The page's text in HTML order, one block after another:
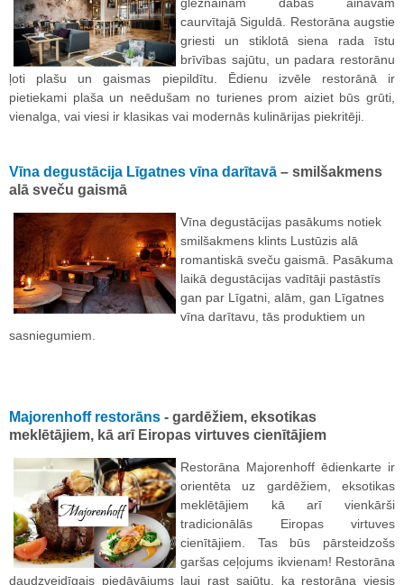
caurvītajā Siguldā. Restorāna augstie
griesti un stiklotā siena rada īstu
brīvības sajūtu, un padara restorānu
ļoti plašu un gaismas piepildītu. Ēdienu izvēle restorānā ir
pietiekami plaša un neēdušam no turienes prom aiziet būs grūti,
vienalga, vai viesi ir klasikas vai modernās kulinārijas piekritēji.
Vīna degustācija Līgatnes vīna darītavā – smilšakmens
alā sveču gaismā
Vīna degustācijas pasākums notiek
smilšakmens klints Lustūzis alā
romantiskā sveču gaismā. Pasākuma
laikā degustācijas vadītāji pastāstīs
gan par Līgatni, alām, gan Līgatnes
vīna darītavu, tās produktiem un
sasniegumiem.
Majorenhoff restorāns - gardēžiem, eksotikas
meklētājiem, kā arī Eiropas virtuves cienītājiem
Restorāna Majorenhoff ēdienkarte ir
orientēta uz gardēžiem, eksotikas
meklētājiem kā arī vienkārši
tradicionālās Eiropas virtuves
cienītājiem. Tas būs pārsteidzošs
garšas ceļojums ikvienam! Restorāna
daudzveidīgais piedāvājums ļauj rast sajūtu, ka restorāna viesis